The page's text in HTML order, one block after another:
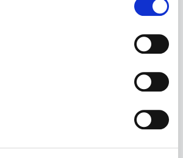
EWM09400685910000